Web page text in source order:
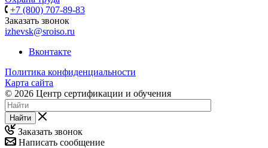
+7 (800) 707-89-83
Заказать звонок
izhevsk@sroiso.ru
Вконтакте
Политика конфиденциальности
Карта сайта
© 2026 Центр сертификации и обучения
Найти
Заказать звонок
Написать сообщение